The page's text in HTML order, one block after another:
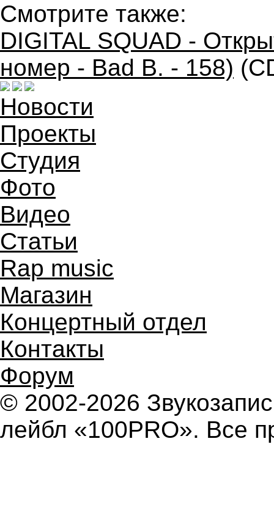
Смотрите также:
DIGITAL SQUAD -
номер - Bad B. - 158)
Новости
Проекты
Студия
Фото
Видео
Статьи
Rap music
Магазин
Концертный отдел
Контакты
Форум
© 2002-2026
лейбл «100PRO». Все